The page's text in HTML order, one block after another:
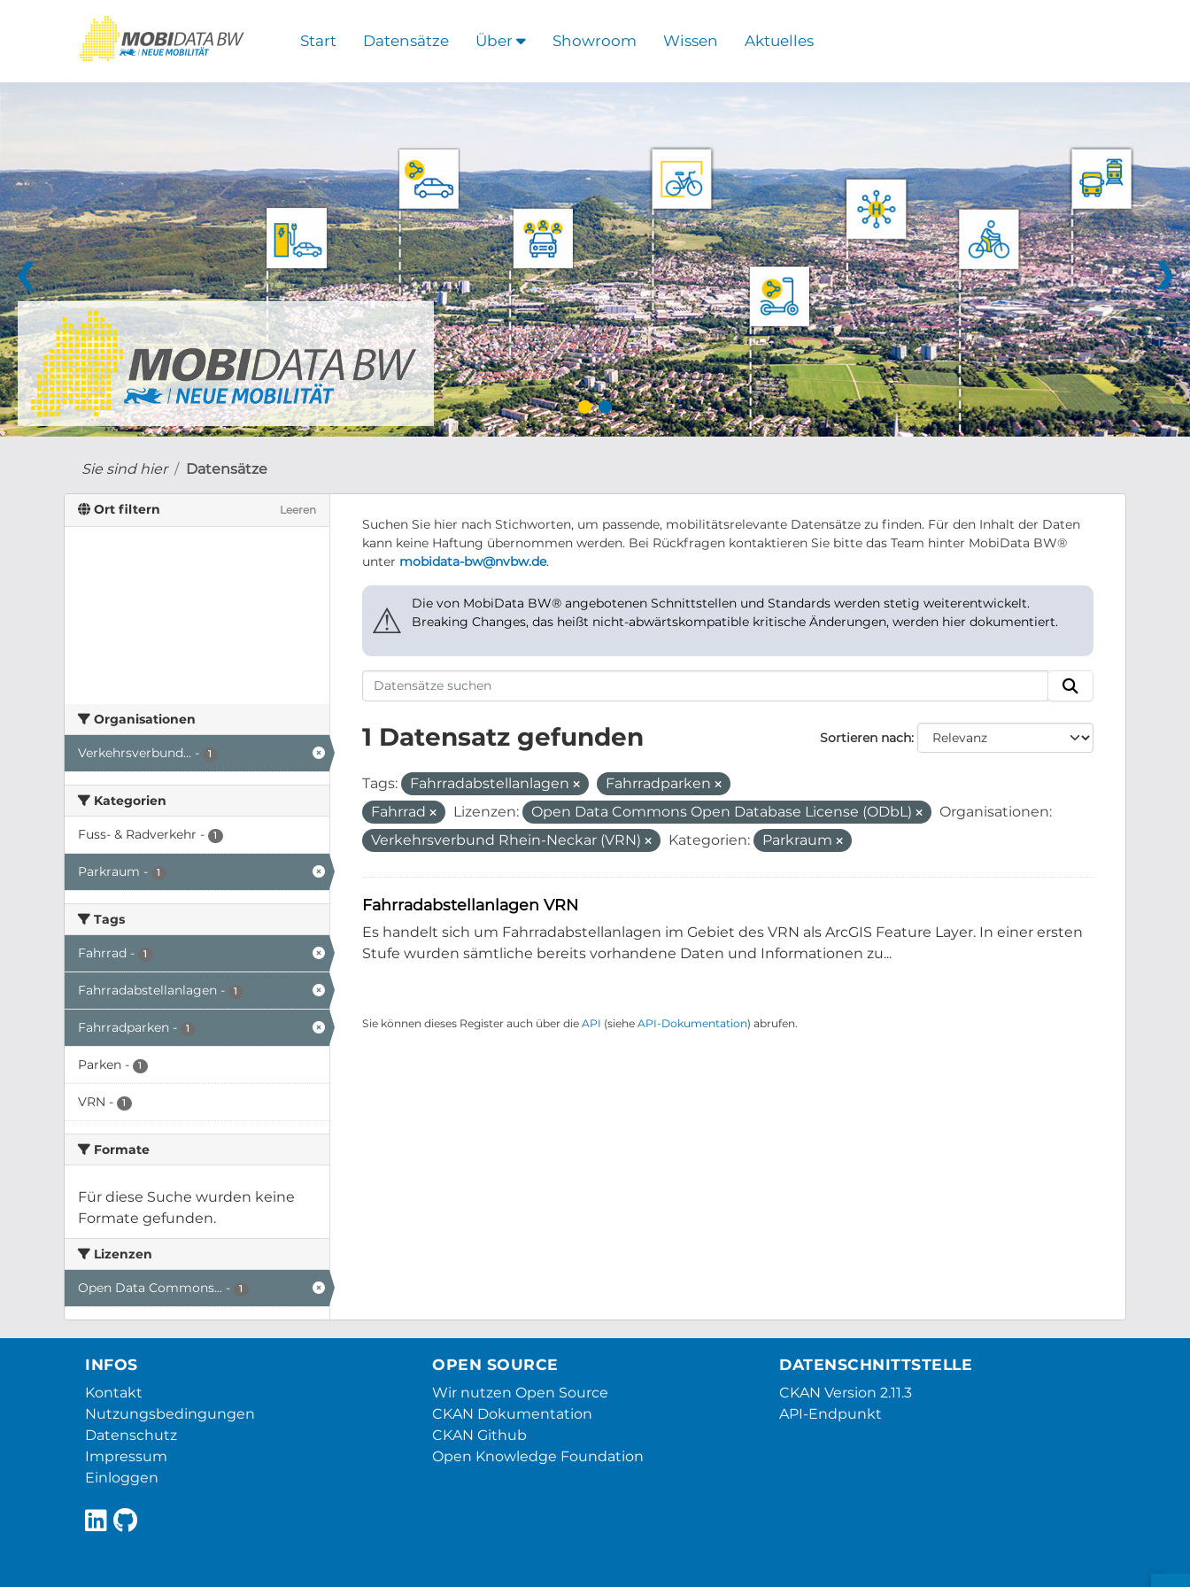
Start Datensätze Über Showroom Wissen Aktuelles
❮ ❯
Sie sind hier Datensätze
Ort filtern Leeren
Organisationen
Verkehrsverbund... - 1
Kategorien
Fuss- & Radverkehr - 1
Parkraum - 1
Tags
Fahrrad - 1
Fahrradabstellanlagen - 1
Fahrradparken - 1
Parken - 1
VRN - 1
Formate
Für diese Suche wurden keine
Formate gefunden.
Lizenzen
Open Data Commons... - 1
Suchen Sie hier nach Stichworten, um passende, mobilitätsrelevante Datensätze zu finden. Für den Inhalt der Daten
kann keine Haftung übernommen werden. Bei Rückfragen kontaktieren Sie bitte das Team hinter MobiData BW®
unter mobidata-bw@nvbw.de.
⚠
Die von MobiData BW® angebotenen Schnittstellen und Standards werden stetig weiterentwickelt.
Breaking Changes, das heißt nicht-abwärtskompatible kritische Änderungen, werden hier dokumentiert.
Sortieren nach
1 Datensatz gefunden
Tags: Fahrradabstellanlagen
Fahrradparken
Fahrrad
Lizenzen: Open Data Commons Open Database License (ODbL)
Organisationen:
Verkehrsverbund Rhein-Neckar (VRN)
Kategorien: Parkraum
Fahrradabstellanlagen VRN
Es handelt sich um Fahrradabstellanlagen im Gebiet des VRN als ArcGIS Feature Layer. In einer ersten
Stufe wurden sämtliche bereits vorhandene Daten und Informationen zu...
Sie können dieses Register auch über die API (siehe API-Dokumentation) abrufen.
INFOS
Kontakt
Nutzungsbedingungen
Datenschutz
Impressum
Einloggen
OPEN SOURCE
Wir nutzen Open Source
CKAN Dokumentation
CKAN Github
Open Knowledge Foundation
DATENSCHNITTSTELLE
CKAN Version 2.11.3
API-Endpunkt